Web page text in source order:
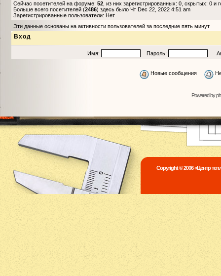
Сейчас посетителей на форуме: 52 , из них зарегистрированных: 0, скрытых: 0
Больше всего посетителей (2486) здесь было Чт Dec 22, 2022 4:51 am
Зарегистрированные пользователи: Нет
Эти данные основаны на активности пользователей за последние пять минут
Вход
Имя: Пароль:
Новые сообщения
Powered by
Copyright © 2006 «Центр